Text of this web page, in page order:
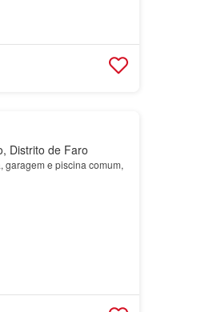
Distrito de Faro
e piscina comum,